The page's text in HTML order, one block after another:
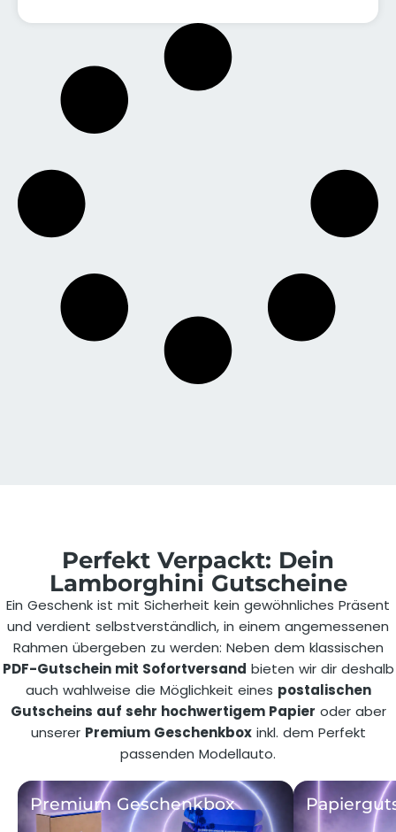
Perfekt Verpackt: Dein
Lamborghini Gutscheine
Ein Geschenk ist mit Sicherheit kein gewöhnliches Präsent
und verdient selbstverständlich, in einem angemessenen
Rahmen übergeben zu werden: Neben dem klassischen
PDF-Gutschein mit Sofortversand bieten wir dir deshalb
auch wahlweise die Möglichkeit eines postalischen
Gutscheins auf sehr hochwertigem Papier oder aber
unserer Premium Geschenkboxinkl. dem Perfekt
passenden Modellauto.
Premium Geschenkbox